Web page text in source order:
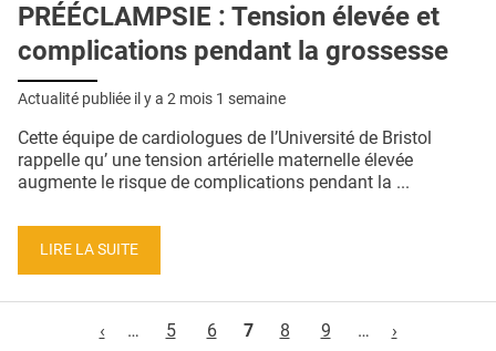
PRÉÉCLAMPSIE : Tension élevée et
complications pendant la grossesse
Actualité publiée il y a 2 mois 1 semaine
Cette équipe de cardiologues de l’Université de Bristol
rappelle qu’ une tension artérielle maternelle élevée
augmente le risque de complications pendant la ...
LIRE LA SUITE
‹
… 5 6 7 8 9 … ›